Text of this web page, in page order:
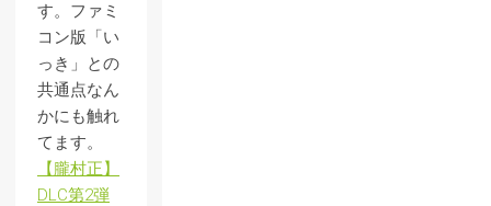
す。ファミ
コン版「い
っき」との
共通点なん
かにも触れ
てます。
【朧村正】
DLC第2弾